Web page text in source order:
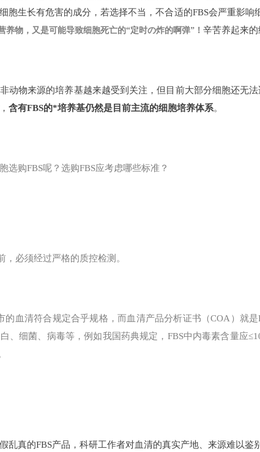
胞生长有危害的成分，若选择不当，不合适的FBS会严重影响
养物，又是可能导致细胞死亡的“定时の炸的啊弹”！ 辛苦养起来
动物来源的培养基越来越受到关注，但目前大部分细胞还无
含有FBS的*培养基仍然是目前主流的细胞培养体系。
选购FBS呢？选购FBS应考虑哪些标准？
，必须经过严格的质控检测。
的血清符合规定合乎规格，而血清产品分析证书（COA）就
、细菌、病毒等，例如我国药典规定，FBS中内毒素含量应
乱真的FBS产品，科研工作者对血清的真实产地、来源难以鉴别